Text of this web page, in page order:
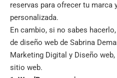
reservas para ofrecer tu marca
personalizada.
En cambio, si no sabes
de diseño web de Sabrina
Marketing Digital y Diseño
sitio web.